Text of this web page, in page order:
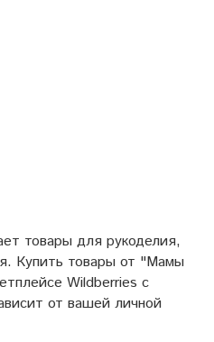
товары для рукоделия,
Купить товары от "Мамы
Wildberries с
от вашей личной